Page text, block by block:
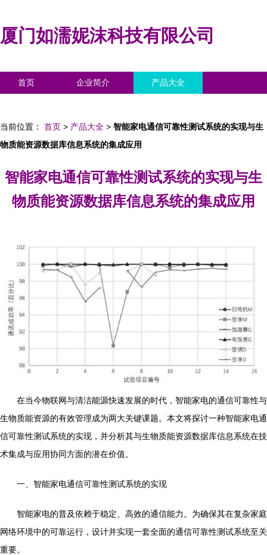
厦门如濡妮沫科技有限公司
首页 企业简介 产品大全
当前位置： 首页 > 产品大全 > 智能家电通信可靠性测试系统的实现与生
物质能资源数据库信息系统的集成应用
智能家电通信可靠性测试系统的实现与生
物质能资源数据库信息系统的集成应用
在当今物联网与清洁能源快速发展的时代，智能家电的通信可靠性与
生物质能资源的有效管理成为两大关键课题。本文将探讨一种智能家电通
信可靠性测试系统的实现，并分析其与生物质能资源数据库信息系统在技
术集成与应用协同方面的潜在价值。
一、智能家电通信可靠性测试系统的实现
智能家电的普及依赖于稳定、高效的通信能力。为确保其在复杂家庭
网络环境中的可靠运行，设计并实现一套全面的通信可靠性测试系统至关
重要。